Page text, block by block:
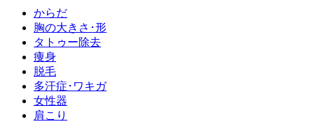
からだ
胸の大きさ･形
タトゥー除去
痩身
脱毛
多汗症･ワキガ
女性器
肩こり